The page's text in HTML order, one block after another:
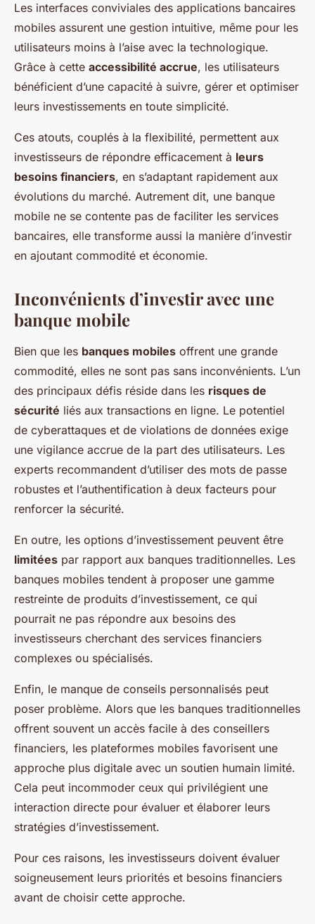
Les interfaces conviviales des applications bancaires
mobiles assurent une gestion intuitive, même pour les
utilisateurs moins à l’aise avec la technologique.
Grâce à cette accessibilité accrue, les utilisateurs
bénéficient d’une capacité à suivre, gérer et optimiser
leurs investissements en toute simplicité.
Ces atouts, couplés à la flexibilité, permettent aux
investisseurs de répondre efficacement à leurs
besoins financiers, en s’adaptant rapidement aux
évolutions du marché. Autrement dit, une banque
mobile ne se contente pas de faciliter les services
bancaires, elle transforme aussi la manière d’investir
en ajoutant commodité et économie.
Inconvénients d’investir avec une
banque mobile
Bien que les banques mobiles offrent une grande
commodité, elles ne sont pas sans inconvénients. L’un
des principaux défis réside dans les risques de
sécurité liés aux transactions en ligne. Le potentiel
de cyberattaques et de violations de données exige
une vigilance accrue de la part des utilisateurs. Les
experts recommandent d’utiliser des mots de passe
robustes et l’authentification à deux facteurs pour
renforcer la sécurité.
En outre, les options d’investissement peuvent être
limitées par rapport aux banques traditionnelles. Les
banques mobiles tendent à proposer une gamme
restreinte de produits d’investissement, ce qui
pourrait ne pas répondre aux besoins des
investisseurs cherchant des services financiers
complexes ou spécialisés.
Enfin, le manque de conseils personnalisés peut
poser problème. Alors que les banques traditionnelles
offrent souvent un accès facile à des conseillers
financiers, les plateformes mobiles favorisent une
approche plus digitale avec un soutien humain limité.
Cela peut incommoder ceux qui privilégient une
interaction directe pour évaluer et élaborer leurs
stratégies d’investissement.
Pour ces raisons, les investisseurs doivent évaluer
soigneusement leurs priorités et besoins financiers
avant de choisir cette approche.